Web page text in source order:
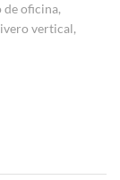
de oficina,
vertical,